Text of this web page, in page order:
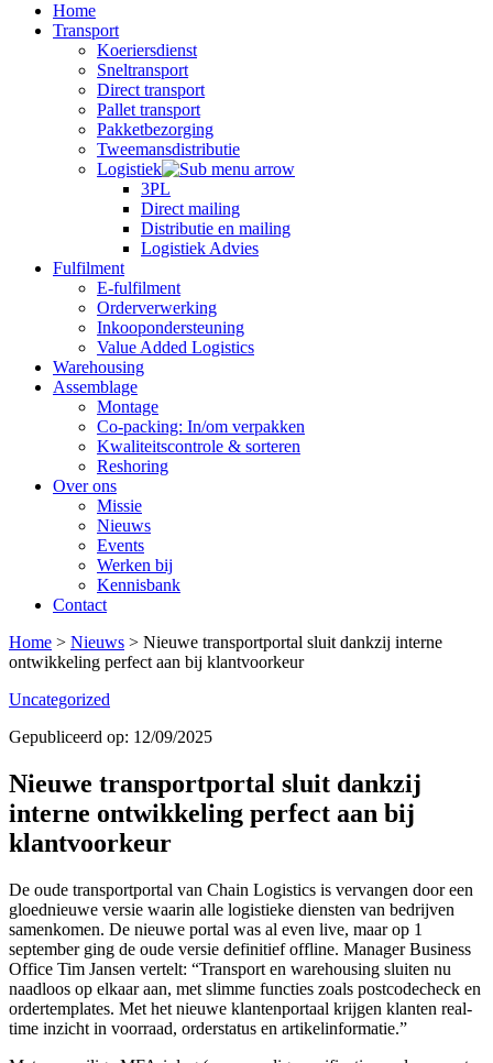
Home
Transport
Koeriersdienst
Sneltransport
Direct transport
Pallet transport
Pakketbezorging
Tweemansdistributie
Logistiek
3PL
Direct mailing
Distributie en mailing
Logistiek Advies
Fulfilment
E-fulfilment
Orderverwerking
Inkoopondersteuning
Value Added Logistics
Warehousing
Assemblage
Montage
Co-packing: In/om verpakken
Kwaliteitscontrole & sorteren
Reshoring
Over ons
Missie
Nieuws
Events
Werken bij
Kennisbank
Contact
Home > Nieuws > Nieuwe transportportal sluit dankzij interne
ontwikkeling perfect aan bij klantvoorkeur
Uncategorized
Gepubliceerd op: 12/09/2025
Nieuwe transportportal sluit dankzij
interne ontwikkeling perfect aan bij
klantvoorkeur
De oude transportportal van Chain Logistics is vervangen door een
gloednieuwe versie waarin alle logistieke diensten van bedrijven
samenkomen. De nieuwe portal was al even live, maar op 1
september ging de oude versie definitief offline. Manager Business
Office Tim Jansen vertelt: “Transport en warehousing sluiten nu
naadloos op elkaar aan, met slimme functies zoals postcodecheck en
ordertemplates. Met het nieuwe klantenportaal krijgen klanten real-
time inzicht in voorraad, orderstatus en artikelinformatie.”